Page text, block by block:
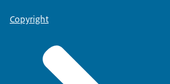
Copyright